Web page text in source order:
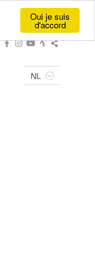
Oui je suis
d'accord
NL
Facebook
Instagram
Youtube
StravaDelen